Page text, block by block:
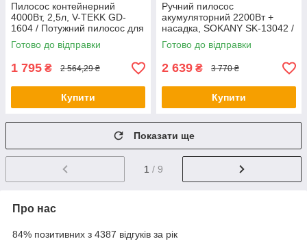
Пилосос контейнерний
4000Вт, 2,5л, V-TEKK GD-
1604 / Потужний пилосос для
дому
Готово до відправки
1 795 ₴ 2 564,29 ₴
Купити
Ручний пилосос
акумуляторний 2200Вт +
насадка, SOKANY SK-13042 /
Бездротовий пилосос
вертикальний
Готово до відправки
2 639 ₴ 3 770 ₴
Купити
Показати ще
1 / 9
Про нас
84% позитивних з 4387 відгуків за рік